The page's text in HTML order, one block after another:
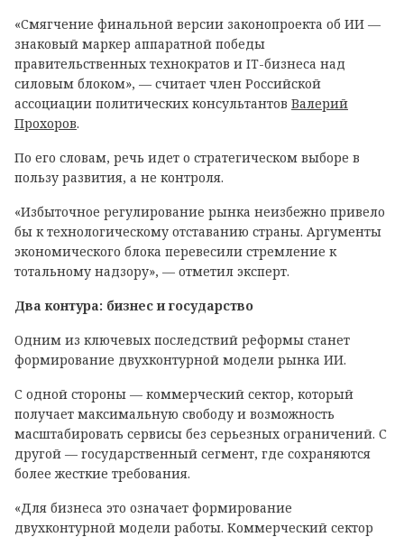
«Смягчение финальной версии законопроекта об ИИ —
знаковый маркер аппаратной победы
правительственных технократов и IT-бизнеса над
силовым блоком», — считает член Российской
ассоциации политических консультантов Валерий
Прохоров.
По его словам, речь идет о стратегическом выборе в
пользу развития, а не контроля.
«Избыточное регулирование рынка неизбежно привело
бы к технологическому отставанию страны. Аргументы
экономического блока перевесили стремление к
тотальному надзору», — отметил эксперт.
Два контура: бизнес и государство
Одним из ключевых последствий реформы станет
формирование двухконтурной модели рынка ИИ.
С одной стороны — коммерческий сектор, который
получает максимальную свободу и возможность
масштабировать сервисы без серьезных ограничений. С
другой — государственный сегмент, где сохраняются
более жесткие требования.
«Для бизнеса это означает формирование
двухконтурной модели работы. Коммерческий сектор